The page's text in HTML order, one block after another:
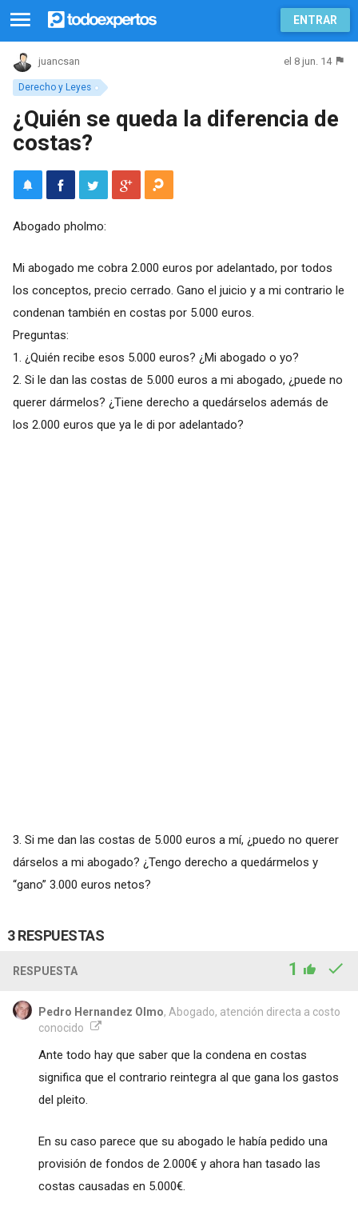
ENTRAR
Derecho y Leyes
juancsan el 8 jun. 14
¿Quién se queda la diferencia de
costas?
Abogado pholmo:
Mi abogado me cobra 2.000 euros por adelantado, por todos
los conceptos, precio cerrado. Gano el juicio y a mi contrario le
condenan también en costas por 5.000 euros.
Preguntas:
1. ¿Quién recibe esos 5.000 euros? ¿Mi abogado o yo?
2. Si le dan las costas de 5.000 euros a mi abogado, ¿puede no
querer dármelos? ¿Tiene derecho a quedárselos además de
los 2.000 euros que ya le di por adelantado?
3. Si me dan las costas de 5.000 euros a mí, ¿puedo no querer
dárselos a mi abogado? ¿Tengo derecho a quedármelos y
“gano” 3.000 euros netos?
3 RESPUESTAS
RESPUESTA 1
Pedro Hernandez Olmo, Abogado, atención directa a costo
conocido
Ante todo hay que saber que la condena en costas
significa que el contrario reintegra al que gana los gastos
del pleito.
En su caso parece que su abogado le había pedido una
provisión de fondos de 2.000€ y ahora han tasado las
costas causadas en 5.000€.